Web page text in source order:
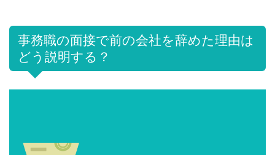
事務職の面接で前の会社を辞めた理由は
どう説明する？